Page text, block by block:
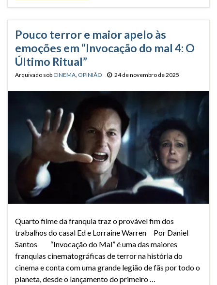
Pouco terror e maior apelo às
emoções em “Invocação do mal 4: O
Último Ritual”
Arquivado sob CINEMA OPINIÃO 24 de novembro de 2025
Quarto filme da franquia traz o provável fim dos
trabalhos do casal Ed e Lorraine Warren Por Daniel
Santos “Invocação do Mal” é uma das maiores
franquias cinematográficas de terror na história do
cinema e conta com uma grande legião de fãs por todo o
planeta, desde o lançamento do primeiro …